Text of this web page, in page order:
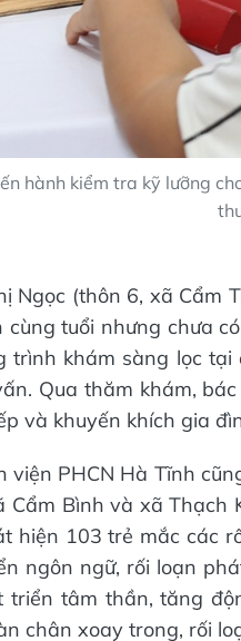
hành kiểm tra kỹ lưỡng
Ngọc (thôn 6, xã Cẩm
cùng tuổi nhưng chưa
trình khám sàng lọc
Qua thăm khám,
và khuyến khích gia
viện PHCN Hà Tĩnh
Cẩm Bình và xã Thạch
hiện 103 trẻ mắc các
ngôn ngữ, rối loạn
triển tâm thần, tăng
chân xoay trong, rối